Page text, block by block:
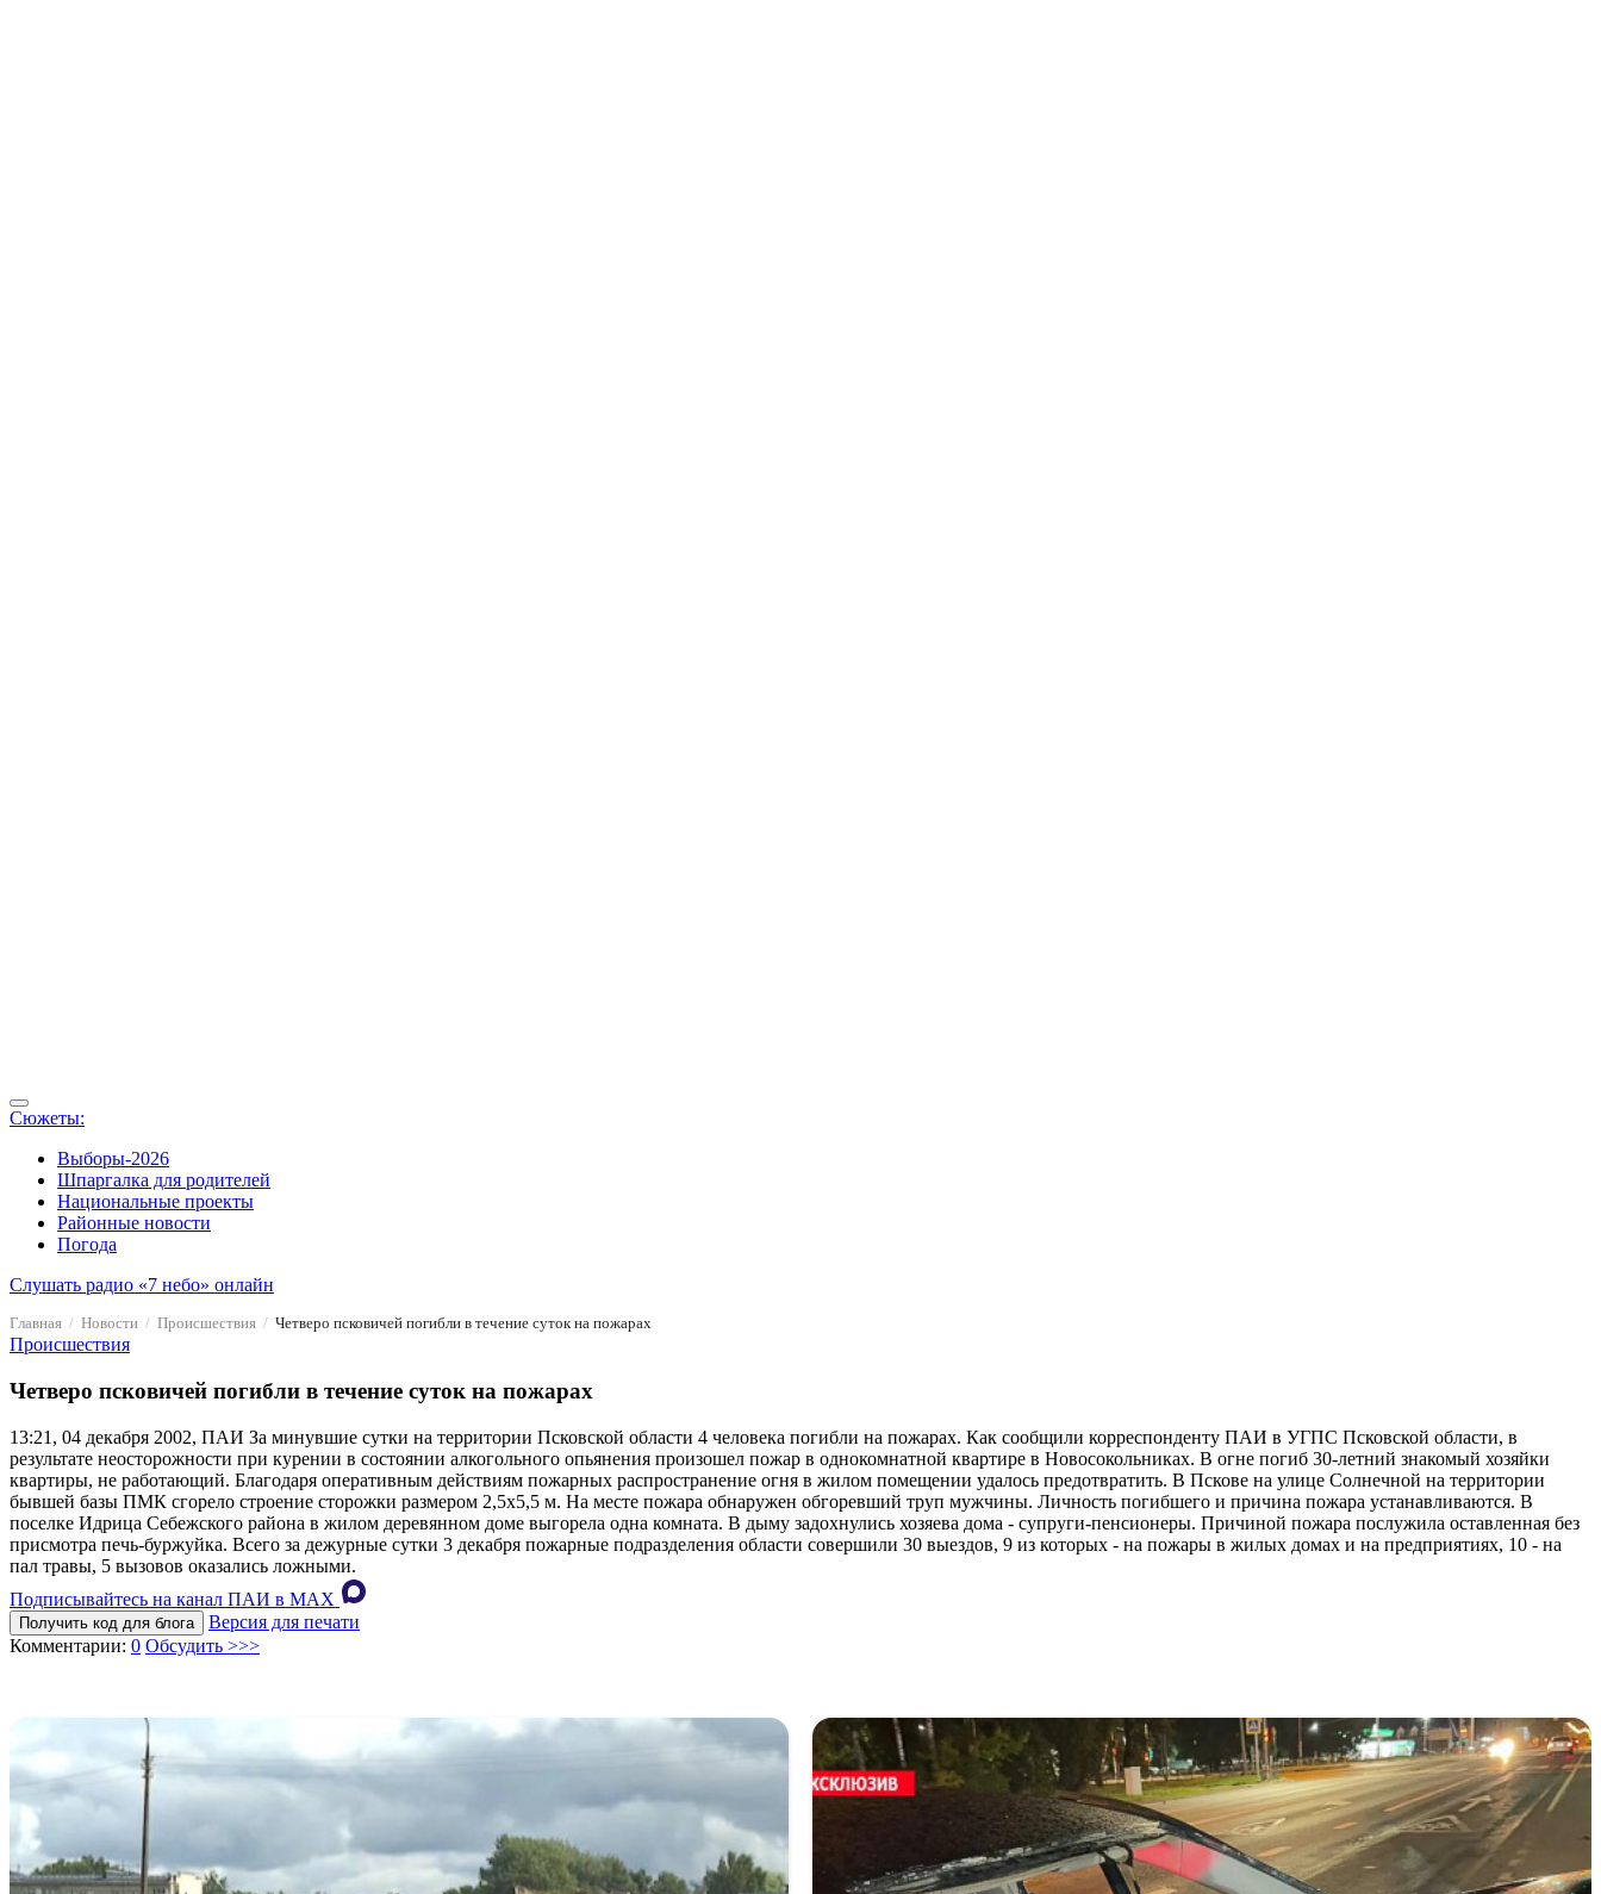
Сюжеты:
Выборы-2026
Шпаргалка для родителей
Национальные проекты
Районные новости
Погода
Слушать радио «7 небо» онлайн
Главная Новости Происшествия Четверо псковичей погибли в течение суток на пожарах
Происшествия
Четверо псковичей погибли в течение суток на пожарах
13:21, 04 декабря 2002, ПАИ За минувшие сутки на территории Псковской области 4 человека погибли на пожарах. Как сообщили корреспонденту ПАИ в УГПС Псковской области, в
результате неосторожности при курении в состоянии алкогольного опьянения произошел пожар в однокомнатной квартире в Новосокольниках. В огне погиб 30-летний знакомый хозяйки
квартиры, не работающий. Благодаря оперативным действиям пожарных распространение огня в жилом помещении удалось предотвратить. В Пскове на улице Солнечной на территории
бывшей базы ПМК сгорело строение сторожки размером 2,5х5,5 м. На месте пожара обнаружен обгоревший труп мужчины. Личность погибшего и причина пожара устанавливаются. В
поселке Идрица Себежского района в жилом деревянном доме выгорела одна комната. В дыму задохнулись хозяева дома - супруги-пенсионеры. Причиной пожара послужила оставленная без
присмотра печь-буржуйка. Всего за дежурные сутки 3 декабря пожарные подразделения области совершили 30 выездов, 9 из которых - на пожары в жилых домах и на предприятиях, 10 - на
пал травы, 5 вызовов оказались ложными.
Подписывайтесь на канал ПАИ в MAХ
Получить код для блога
Версия для печати
Комментарии: 0 Обсудить >>>